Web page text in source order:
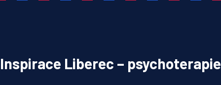
Inspirace Liberec – psychoterapie